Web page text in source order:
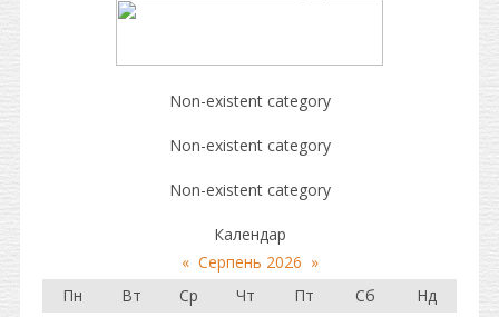
Non-existent category
Non-existent category
Non-existent category
Календар
« Серпень 2026 »
Пн
Вт Ср Чт Пт Сб
Нд